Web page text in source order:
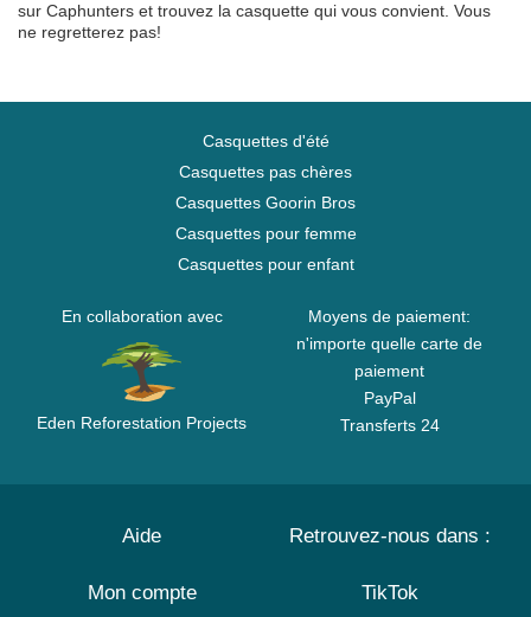
sur Caphunters et trouvez la casquette qui vous convient. Vous
ne regretterez pas!
Casquettes d'été
Casquettes pas chères
Casquettes Goorin Bros
Casquettes pour femme
Casquettes pour enfant
En collaboration avec
Eden Reforestation Projects
Moyens de paiement:
n'importe quelle carte de
paiement
PayPal
Transferts 24
Aide
Mon compte
Retrouvez-nous dans :
TikTok